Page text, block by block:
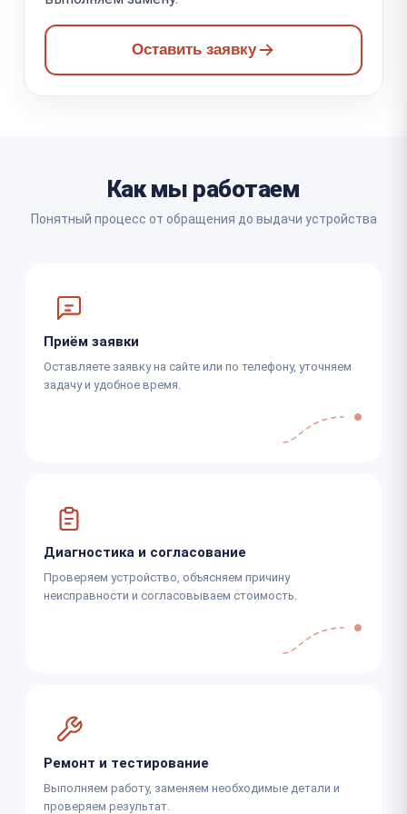
Оставить заявку
Как мы работаем
Понятный процесс от обращения до выдачи устройства
Приём заявки
Оставляете заявку на сайте или по телефону, уточняем
задачу и удобное время.
Диагностика и согласование
Проверяем устройство, объясняем причину
неисправности и согласовываем стоимость.
Ремонт и тестирование
Выполняем работу, заменяем необходимые детали и
проверяем результат.